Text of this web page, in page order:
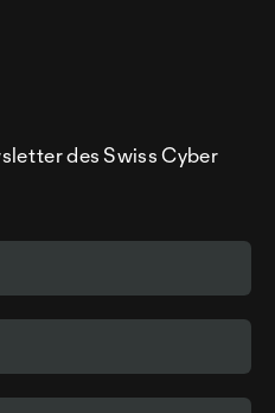
des Swiss Cyber